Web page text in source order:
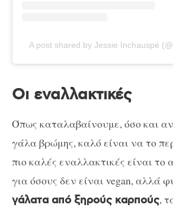
A post shared by Jessie Inchauspé
Οι εναλλακτικές
Όπως καταλαβαίνουμε, όσο και
γάλα βρώμης, καλό είναι να το
πιο καλές εναλλακτικές είναι
για όσους δεν είναι vegan, αλλά
γάλατα από ξηρούς καρπούς,